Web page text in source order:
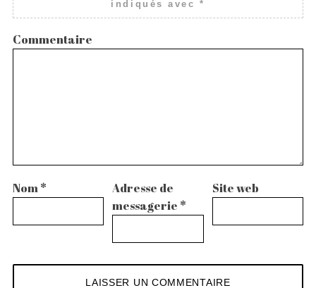
indiqués avec*
Commentaire
Nom*
Adresse de
messagerie *
Site web